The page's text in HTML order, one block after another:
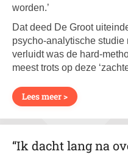
worden.’
Dat deed De Groot
psycho-analytische
verluidt was de hard-
meest trots op deze
Lees meer >
“Ik dacht lang na